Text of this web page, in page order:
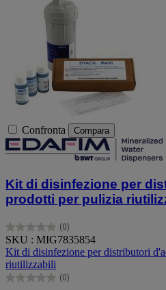
Confronta Compara
Kit di disinfezione per
prodotti per pulizia
(0)
0.0
su
5
stelle.
SKU : MIG7835854
Kit di disinfezione per distributori
riutilizzabili
(0)
0.0